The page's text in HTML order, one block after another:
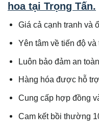
hoa tại Trọng Tấn.
Giá cả cạnh tranh và
Yên tâm về tiến độ
Luôn bảo đảm an
Hàng hóa được hỗ
Cung cấp hợp đồng
Cam kết bồi thường